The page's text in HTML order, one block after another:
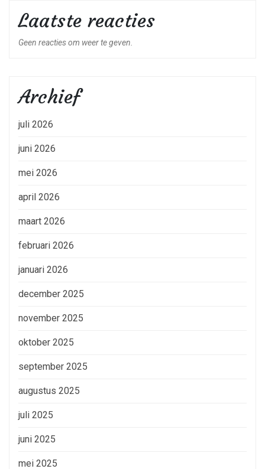
Laatste reacties
Geen reacties om weer te geven.
Archief
juli 2026
juni 2026
mei 2026
april 2026
maart 2026
februari 2026
januari 2026
december 2025
november 2025
oktober 2025
september 2025
augustus 2025
juli 2025
juni 2025
mei 2025